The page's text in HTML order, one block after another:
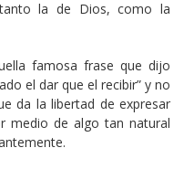
la de Dios, como la
famosa frase que dijo
el dar que el recibir” y no
da la libertad de expresar
medio de algo tan natural